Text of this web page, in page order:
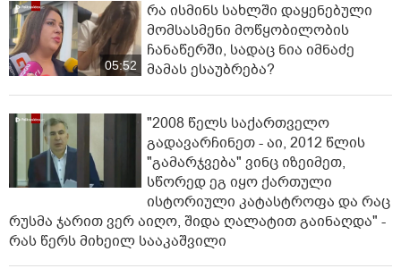
05:52
რა ისმინს სახლში დაყენებული
მომსასმენი მოწყობილობის
ჩანაწერში, სადაც ნია იმნაძე
მამას ესაუბრება?
"2008 წელს საქართველო
გადავარჩინეთ - აი, 2012 წლის
"გამარჯვება" ვინც იზეიმეთ,
სწორედ ეგ იყო ქართული
ისტორიული კატასტროფა და რაც
რუსმა ჯარით ვერ აიღო, შიდა ღალატით გაინაღდა" -
რას წერს მიხეილ სააკაშვილი